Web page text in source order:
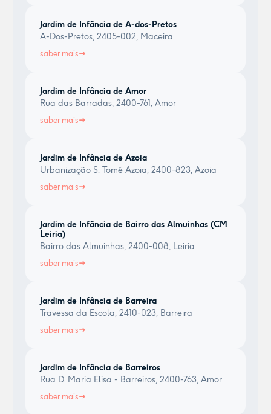
Jardim de Infância de A-dos-Pretos
A-Dos-Pretos, 2405-002, Maceira
saber mais
Jardim de Infância de Amor
Rua das Barradas, 2400-761, Amor
saber mais
Jardim de Infância de Azoia
Urbanização S. Tomé Azoia, 2400-823, Azoia
saber mais
Jardim de Infância de Bairro das Almuinhas (CM
Leiria)
Bairro das Almuinhas, 2400-008, Leiria
saber mais
Jardim de Infância de Barreira
Travessa da Escola, 2410-023, Barreira
saber mais
Jardim de Infância de Barreiros
Rua D. Maria Elisa - Barreiros, 2400-763, Amor
saber mais